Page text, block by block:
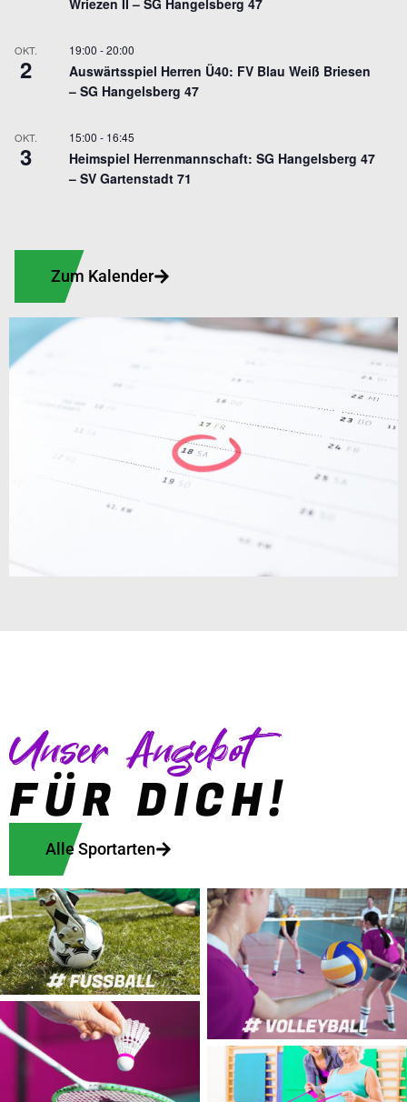
Wriezen II – SG Hangelsberg 47
OKT.
2
19:00 -20:00
Auswärtsspiel Herren Ü40: FV Blau Weiß Briesen
– SG Hangelsberg 47
OKT.
3
15:00 - 16:45
Heimspiel Herrenmannschaft: SG Hangelsberg 47
– SV Gartenstadt 71
Zum Kalender
Unser Angebot
FÜR DICH!
Alle Sportarten